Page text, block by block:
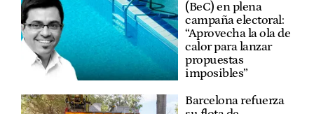
(BeC) en plena
campaña electoral:
“Aprovecha la ola de
calor para lanzar
propuestas
imposibles”
Barcelona refuerza